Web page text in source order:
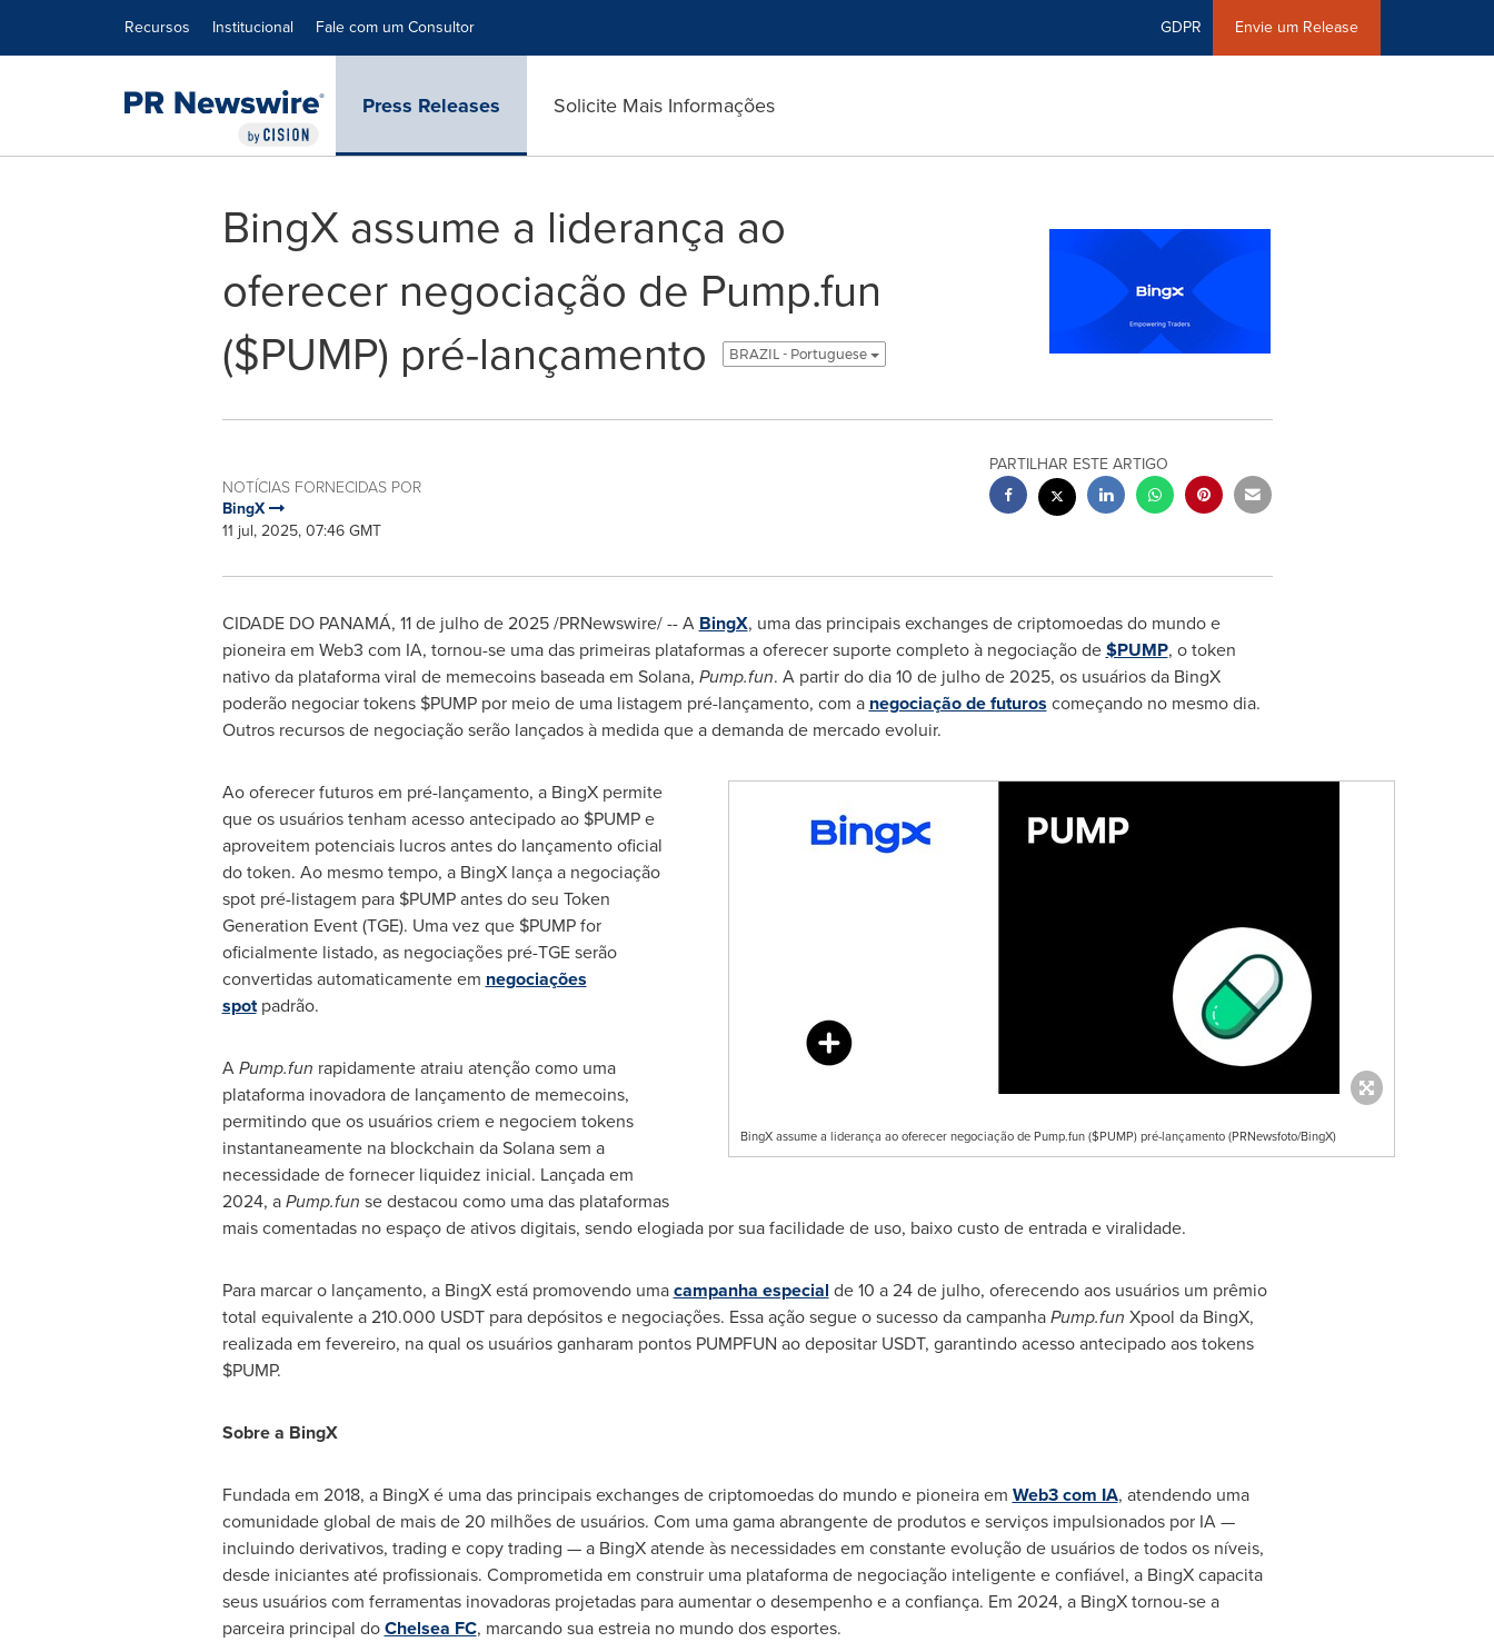
Recursos Institucional Fale com um Consultor GDPR Envie um Release
Press Releases Solicite Mais Informações
BingX assume a liderança ao
oferecer negociação de Pump.fun
($PUMP) pré-lançamento
BRAZIL - Portuguese
NOTÍCIAS FORNECIDAS POR
BingX
11 jul, 2025, 07:46 GMT
PARTILHAR ESTE ARTIGO
CIDADE DO PANAMÁ, 11 de julho de 2025/PRNewswire/ -- A BingX, uma das principais exchanges de criptomoedas do mundo e
pioneira em Web3 com IA, tornou-se uma das primeiras plataformas a oferecer suporte completo à negociação de$PUMP, o token
nativo da plataforma viral de memecoins baseada em Solana, Pump.fun. A partir do dia 10 de julho de 2025, os usuários da BingX
poderão negociar tokens $PUMP por meio de uma listagem pré-lançamento, com a negociação de futuros começando no mesmo dia.
Outros recursos de negociação serão lançados à medida que a demanda de mercado evoluir.
BingX assume a liderança ao oferecer negociação de Pump.fun ($PUMP) pré-lançamento (PRNewsfoto/BingX)
Ao oferecer futuros em pré-lançamento, a BingX permite
que os usuários tenham acesso antecipado ao $PUMP e
aproveitem potenciais lucros antes do lançamento oficial
do token. Ao mesmo tempo, a BingX lança a negociação
spot pré-listagem para $PUMP antes do seu Token
Generation Event (TGE). Uma vez que $PUMP for
oficialmente listado, as negociações pré-TGE serão
convertidas automaticamente em negociações
spotpadrão.
APump.fun rapidamente atraiu atenção como uma
plataforma inovadora de lançamento de memecoins,
permitindo que os usuários criem e negociem tokens
instantaneamente na blockchain da Solana sem a
necessidade de fornecer liquidez inicial. Lançada em
2024, aPump.fun se destacou como uma das plataformas
mais comentadas no espaço de ativos digitais, sendo elogiada por sua facilidade de uso, baixo custo de entrada e viralidade.
Para marcar o lançamento, a BingX está promovendo umacampanha especial de 10 a 24 de julho, oferecendo aos usuários um prêmio
total equivalente a 210.000 USDT para depósitos e negociações. Essa ação segue o sucesso da campanhaPump.fun Xpool da BingX,
realizada em fevereiro, na qual os usuários ganharam pontos PUMPFUN ao depositar USDT, garantindo acesso antecipado aos tokens
$PUMP.
Sobre a BingX
Fundada em 2018, a BingX é uma das principais exchanges de criptomoedas do mundo e pioneira em Web3 com IA, atendendo uma
comunidade global de mais de 20 milhões de usuários. Com uma gama abrangente de produtos e serviços impulsionados por IA —
incluindo derivativos, trading e copy trading — a BingX atende às necessidades em constante evolução de usuários de todos os níveis,
desde iniciantes até profissionais. Comprometida em construir uma plataforma de negociação inteligente e confiável, a BingX capacita
seus usuários com ferramentas inovadoras projetadas para aumentar o desempenho e a confiança. Em 2024, a BingX tornou-se a
parceira principal doChelsea FC, marcando sua estreia no mundo dos esportes.